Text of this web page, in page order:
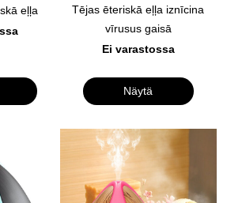
eļļa
Tējas ēteriskā eļļa iznīcina
vīrusus gaisā
Ei varastossa
Näytä